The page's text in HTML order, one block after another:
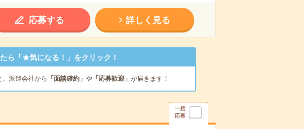
応募する 詳しく見る
ら「★気になる！」をクリック！
、派遣会社から 「面談確約」 や「応募歓迎」 が届きます！
一括
応募